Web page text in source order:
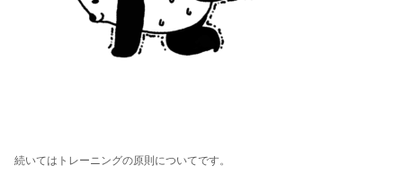
続いてはトレーニングの原則についてです。